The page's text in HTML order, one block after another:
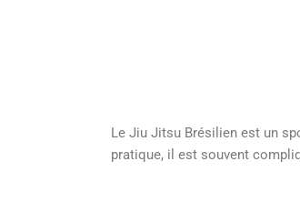
Le Jiu Jitsu Brésilien est un
pratique, il est souvent